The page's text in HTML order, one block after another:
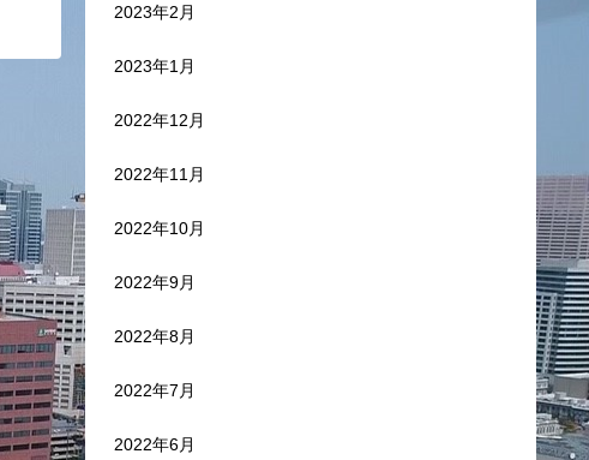
2023年2月
2023年1月
2022年12月
2022年11月
2022年10月
2022年9月
2022年8月
2022年7月
2022年6月